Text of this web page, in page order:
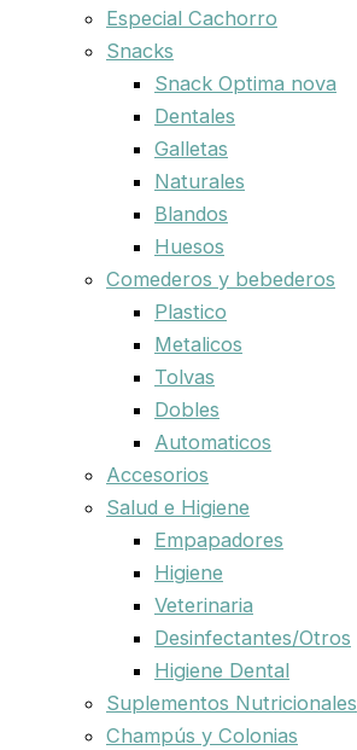
Especial Cachorro
Snacks
Snack Optima nova
Dentales
Galletas
Naturales
Blandos
Huesos
Comederos y bebederos
Plastico
Metalicos
Tolvas
Dobles
Automaticos
Accesorios
Salud e Higiene
Empapadores
Higiene
Veterinaria
Desinfectantes/Otros
Higiene Dental
Suplementos Nutricionales
Champús y Colonias